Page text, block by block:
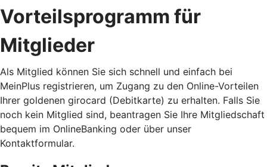
Vorteilsprogramm für
Mitglieder
Als Mitglied können Sie sich schnell und einfach bei
MeinPlus registrieren, um Zugang zu den Online-Vorteilen
Ihrer goldenen girocard (Debitkarte) zu erhalten. Falls Sie
noch kein Mitglied sind, beantragen Sie Ihre Mitgliedschaft
bequem im OnlineBanking oder über unser
Kontaktformular.